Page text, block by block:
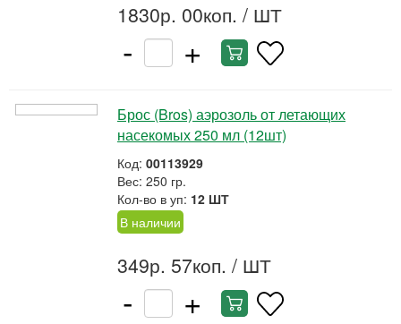
1830р. 00коп. / ШТ
- +
Брос (Bros) аэрозоль от летающих
насекомых 250 мл (12шт)
Код: 00113929
Вес: 250 гр.
Кол-во в уп: 12 ШТ
В наличии
349р. 57коп. / ШТ
- +